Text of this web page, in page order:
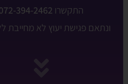
התקשרו 394-2462
ונתאם פגישת יעוץ לא מחייבת